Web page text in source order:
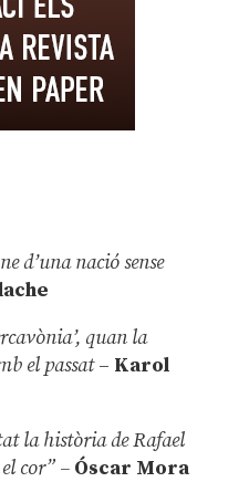
d’una nació sense
quan la
el passat– Karol
la història de Rafael
cor” –Óscar Mora